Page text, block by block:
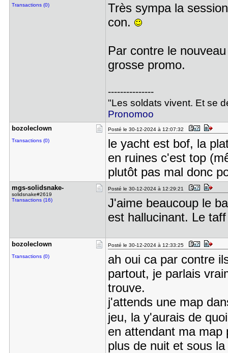
Transactions (0)
Très sympa la
con.
Par contre le
grosse promo.
---------------
"Les soldats vivent. Et se
Pronomoo
bozoleclow​n
Transactions (0)
Posté le 30-12-2024 à 12:07:32
le yacht est bof, la
en ruines c'est top
plutôt pas mal donc
mgs-solids​nake-
solidsnake#2619
Transactions (16)
Posté le 30-12-2024 à 12:29:21
J'aime beaucoup le
est hallucinant. Le
bozoleclow​n
Transactions (0)
Posté le 30-12-2024 à 12:33:25
ah oui ca par contre
partout, je parlais
trouve.
j'attends une map
jeu, la y'aurais de
en attendant ma map
plus de nuit et sous la